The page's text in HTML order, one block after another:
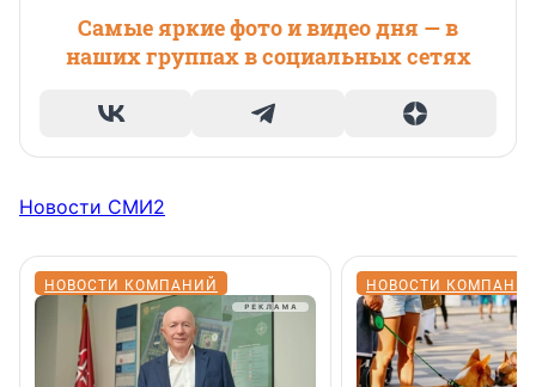
Самые яркие фото и видео дня — в
наших группах в социальных сетях
Новости СМИ2
НОВОСТИ КОМПАНИЙ НОВОСТИ